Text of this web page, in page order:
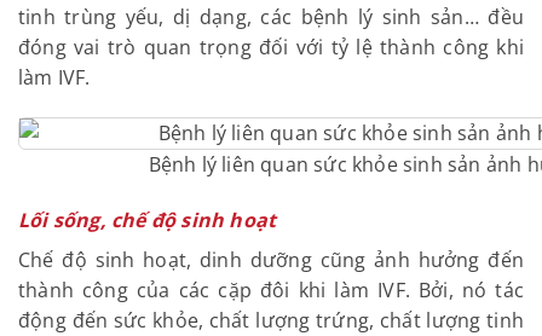
tinh trùng yếu, dị dạng, các bệnh lý sinh sản… đều
đóng vai trò quan trọng đối với tỷ lệ thành công khi
làm IVF.
Bệnh lý liên quan sức khỏe sinh sản ảnh
Lối sống, chế độ sinh hoạt
Chế độ sinh hoạt, dinh dưỡng cũng ảnh hưởng đến
thành công của các cặp đôi khi làm IVF. Bởi, nó tác
động đến sức khỏe, chất lượng trứng, chất lượng tinh